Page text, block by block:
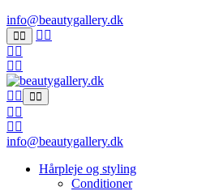
info@beautygallery.dk
info@beautygallery.dk
Hårpleje og styling
Conditioner